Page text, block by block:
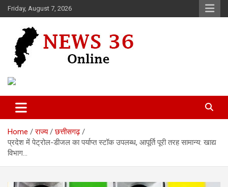
Skip
to
Friday, August 7, 2026
News 36
Home राज्य
छत्तीसगढ़
प्रदेश में पेट्रोल-डीजल का पर्याप्त स्टॉक उपलब्ध, आपूर्ति पूरी तरह सामान्य: खाद्य
विभाग…